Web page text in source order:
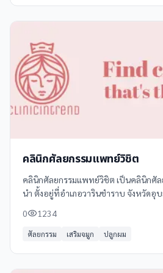
คลินิกศัลยกรรมแพทย์วิชิต
คลินิกศัลยกรรมแพทย์วิชิต เป็นคลินิกศัล
นำ ตั้งอยู่ที่อำเภอวารินชำราบ จังหวัดอุ
และเทคโนโลยีที่ทันสมัย
0 1234
ศัลยกรรม เสริมจมูก ปลูกผม